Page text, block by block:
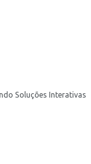
Soluções Interativas